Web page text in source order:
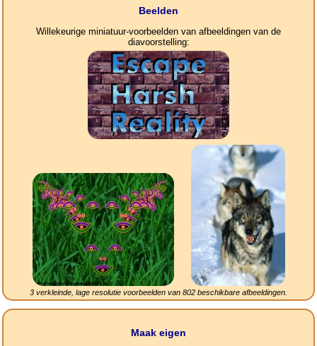
Beelden
Willekeurige miniatuur-voorbeelden van afbeeldingen van de
diavoorstelling:
3 verkleinde, lage resolutie voorbeelden van 802 beschikbare afbeeldingen.
Maak eigen